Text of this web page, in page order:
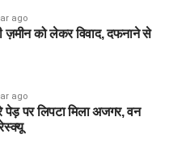
ago
ज़मीन को लेकर विवाद, दफनाने से
ago
पेड़ पर लिपटा मिला अजगर, वन